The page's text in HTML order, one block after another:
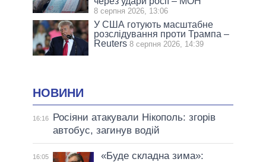
8 серпня 2026, 13:06
У США готують масштабне
розслідування проти Трампа –
Reuters 8 серпня 2026, 14:39
НОВИНИ
16:16
Росіяни атакували Нікополь: згорів
автобус, загинув водій
16:05
«Буде складна зима»: